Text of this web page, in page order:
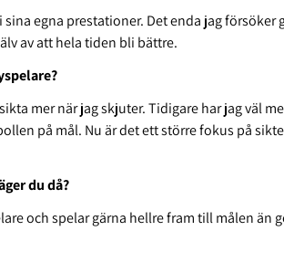
egna prestationer. Det enda jag försöker
av att hela tiden bli bättre.
mer när jag skjuter. Tidigare har jag väl
på mål. Nu är det ett större fokus på
du då?
och spelar gärna hellre fram till målen än